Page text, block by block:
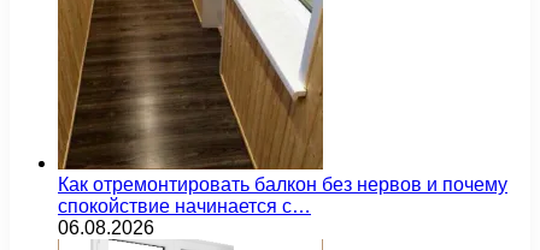
Как отремонтировать балкон без нервов и почему
спокойствие начинается с…
06.08.2026